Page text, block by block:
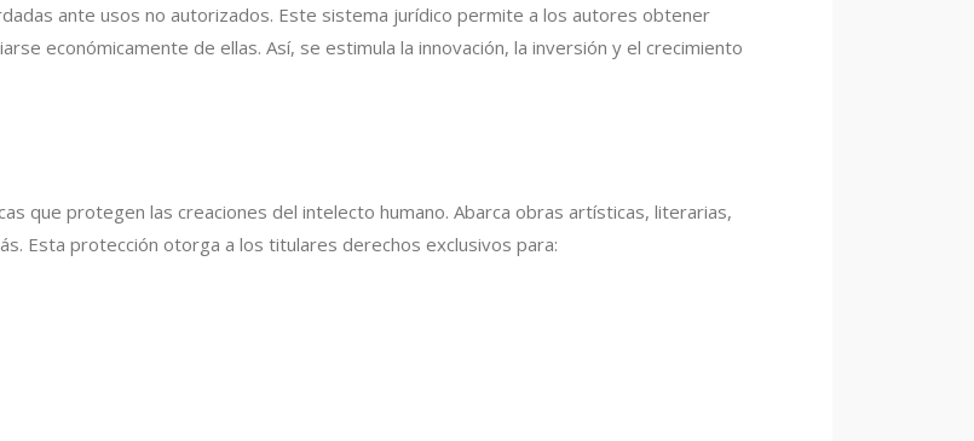
ante usos no autorizados. Este sistema jurídico permite a los autores obtener
económicamente de ellas. Así, se estimula la innovación, la inversión y el crecimiento
que protegen las creaciones del intelecto humano. Abarca obras artísticas, literarias,
Esta protección otorga a los titulares derechos exclusivos para: